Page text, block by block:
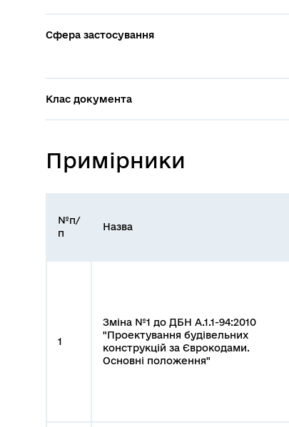
Сфера застосування
Клас документа
Примірники
№п/
п
Назва
1
Зміна №1 до ДБН А.1.1-94:2010
"Проектування будівельних
конструкцій за Єврокодами.
Основні положення"